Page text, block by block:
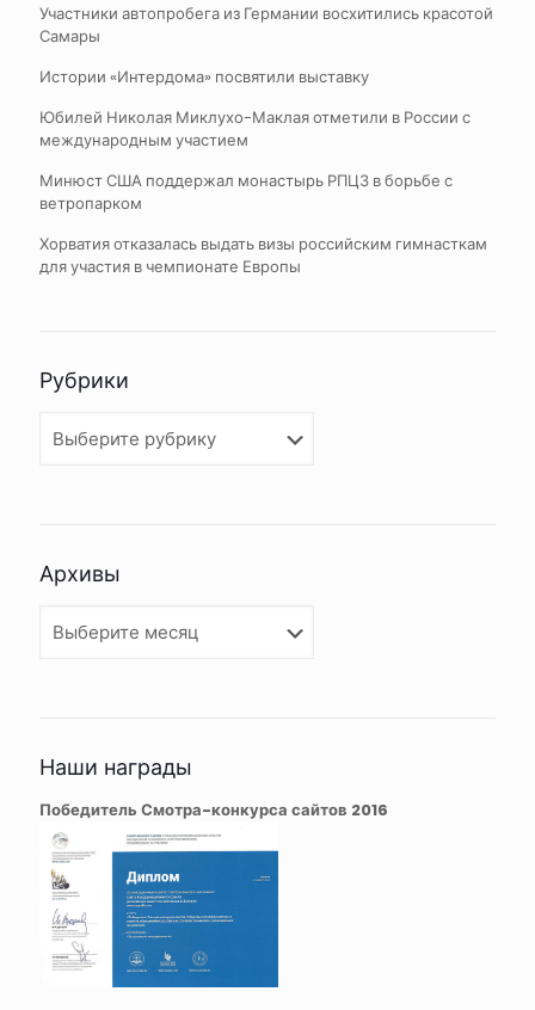
Участники автопробега из Германии восхитились красотой
Самары
Истории «Интердома» посвятили выставку
Юбилей Николая Миклухо-Маклая отметили в России с
международным участием
Минюст США поддержал монастырь РПЦЗ в борьбе с
ветропарком
Хорватия отказалась выдать визы российским гимнасткам
для участия в чемпионате Европы
Рубрики
Архивы
Наши награды
Победитель Смотра-конкурса сайтов 2016